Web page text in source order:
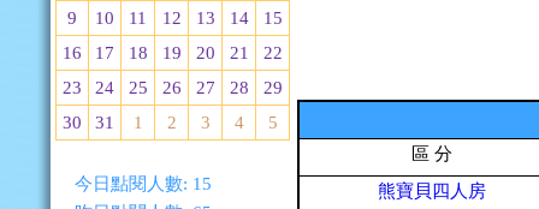
9
10 11 12 13 14
15
16
17 18 19 20 21
22
23
24 25 26 27 28
29
30
31 1 2 3 4 5
今日點閱人數: 15
區 分
熊寶貝四人房